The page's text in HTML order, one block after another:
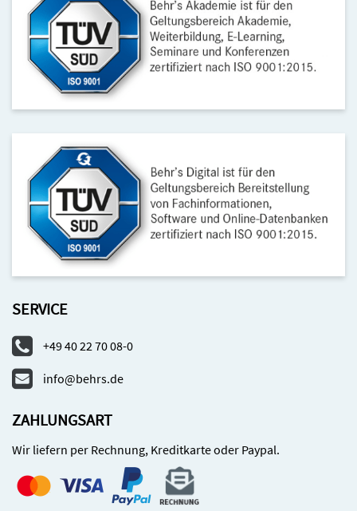
SERVICE
+49 40 22 70 08-0
info@behrs.de
ZAHLUNGSART
Wir liefern per Rechnung, Kreditkarte oder Paypal.